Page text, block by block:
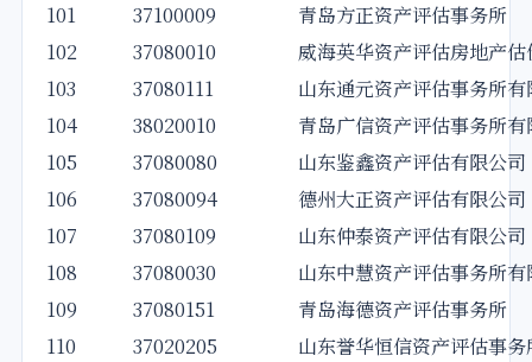
101
37100009
青岛方正资产评估事务所
102
37080010
威海英华资产评估房地产
103
37080111
山东通元资产评估事务所有
104
38020010
青岛广信资产评估事务所有
105
37080080
山东鉴鑫资产评估有限公司
106
37080094
德州大正资产评估有限公司
107
37080109
山东仲泰资产评估有限公司
108
37080030
山东中慧资产评估事务所有
109
37080151
青岛海德资产评估事务所
110
37020205
山东誉华恒信资产评估事务